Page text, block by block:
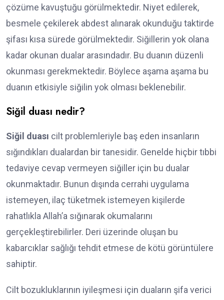
çözüme kavuştuğu görülmektedir. Niyet edilerek,
besmele çekilerek abdest alınarak okunduğu taktirde
şifası kısa sürede görülmektedir. Siğillerin yok olana
kadar okunan dualar arasındadır. Bu duanın düzenli
okunması gerekmektedir. Böylece aşama aşama bu
duanın etkisiyle siğilin yok olması beklenebilir.
Siğil duası nedir?
Siğil duası cilt problemleriyle baş eden insanların
sığındıkları dualardan bir tanesidir. Genelde hiçbir tıbbi
tedaviye cevap vermeyen siğiller için bu dualar
okunmaktadır. Bunun dışında cerrahi uygulama
istemeyen, ilaç tüketmek istemeyen kişilerde
rahatlıkla Allah’a sığınarak okumalarını
gerçekleştirebilirler. Deri üzerinde oluşan bu
kabarcıklar sağlığı tehdit etmese de kötü görüntülere
sahiptir.
Cilt bozukluklarının iyileşmesi için duaların şifa verici